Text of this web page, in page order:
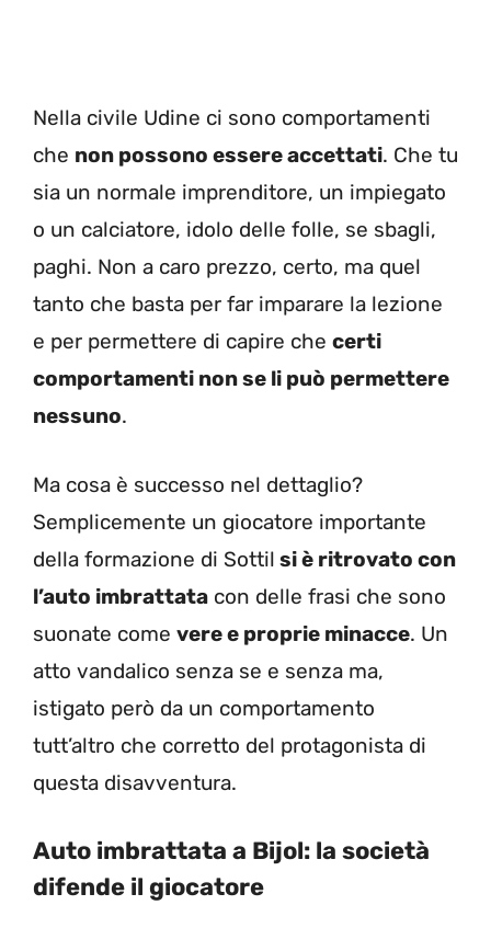
Nella civile Udine ci sono comportamenti
che non possono essere accettati. Che tu
sia un normale imprenditore, un impiegato
o un calciatore, idolo delle folle, se sbagli,
paghi. Non a caro prezzo, certo, ma quel
tanto che basta per far imparare la lezione
e per permettere di capire che certi
comportamenti non se li può permettere
nessuno.
Ma cosa è successo nel dettaglio?
Semplicemente un giocatore importante
della formazione di Sottil si è ritrovato con
l’auto imbrattata con delle frasi che sono
suonate come vere e proprie minacce. Un
atto vandalico senza se e senza ma,
istigato però da un comportamento
tutt’altro che corretto del protagonista di
questa disavventura.
Auto imbrattata a Bijol: la società
difende il giocatore